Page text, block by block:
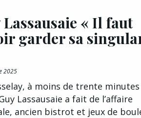
Lassausaie « Il faut
garder sa
2025
à moins de trente minutes
Lassausaie a fait de l’affaire
ancien bistrot et jeux de